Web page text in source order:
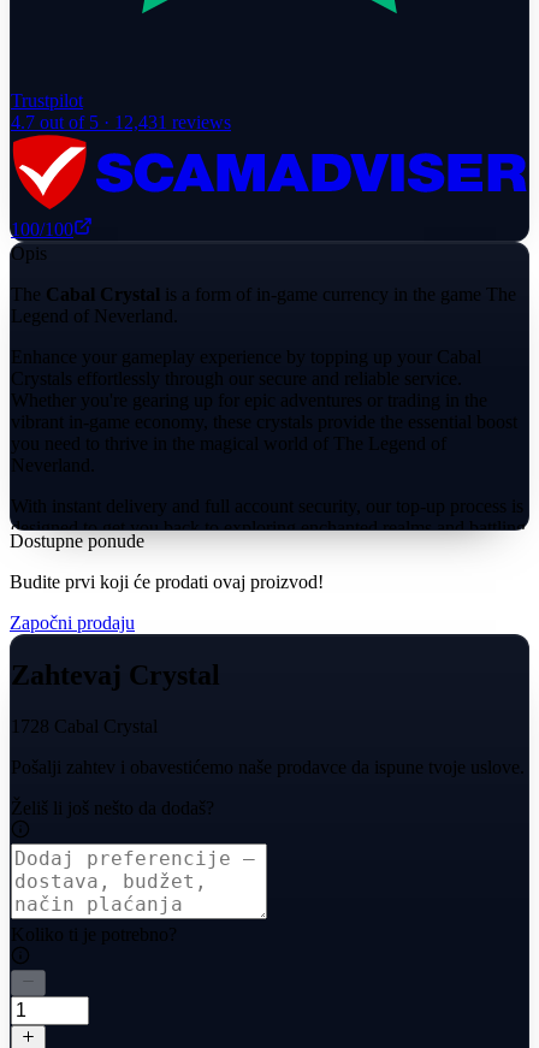
Trustpilot
4.7 out of 5 · 12,431 reviews
100/100
Opis
The Cabal Crystal is a form of in-game currency in the game The
Legend of Neverland.
Enhance your gameplay experience by topping up your Cabal
Crystals effortlessly through our secure and reliable service.
Whether you're gearing up for epic adventures or trading in the
vibrant in-game economy, these crystals provide the essential boost
you need to thrive in the magical world of The Legend of
Neverland.
With instant delivery and full account security, our top-up process is
designed to get you back to exploring enchanted realms and battling
mythical foes without any hassle.
Dostupne ponude
Budite prvi koji će prodati ovaj proizvod!
Započni prodaju
Zahtevaj Crystal
1728 Cabal Crystal
Pošalji zahtev i obavestićemo naše prodavce da ispune tvoje uslove.
Želiš li još nešto da dodaš?
Koliko ti je potrebno?